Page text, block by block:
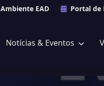
Ambiente EAD Portal de
Notícias & Eventos